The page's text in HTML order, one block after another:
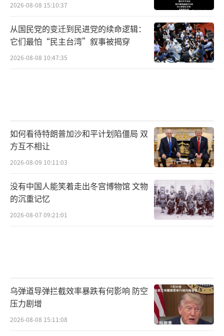
2026-08-08 15:10:37
从国民党的变迁到民进党的续命逻辑：
它们最怕“民主台湾”叙事被揭穿
2026-08-08 10:47:35
如何看待特朗普加沙和平计划陷僵局 双
方互不相让
2026-08-09 10:11:03
没有中国人能笑着走出冬宫博物馆 文物
的沉重记忆
2026-08-07 09:21:01
乌弹道导弹拦截效率暴跌有何影响 防空
压力剧增
2026-08-08 15:11:08